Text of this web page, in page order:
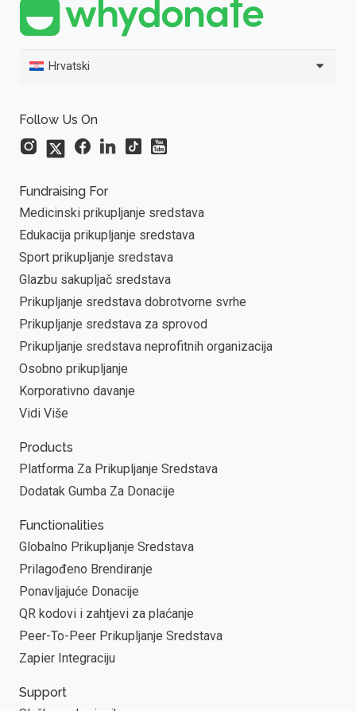
Hrvatski
Follow Us On
Fundraising For
Medicinski prikupljanje sredstava
Edukacija prikupljanje sredstava
Sport prikupljanje sredstava
Glazbu sakupljač sredstava
Prikupljanje sredstava dobrotvorne svrhe
Prikupljanje sredstava za sprovod
Prikupljanje sredstava neprofitnih organizacija
Osobno prikupljanje
Korporativno davanje
Vidi Više
Products
Platforma Za Prikupljanje Sredstava
Dodatak Gumba Za Donacije
Functionalities
Globalno Prikupljanje Sredstava
Prilagođeno Brendiranje
Ponavljajuće Donacije
QR kodovi i zahtjevi za plaćanje
Peer-To-Peer Prikupljanje Sredstava
Zapier Integraciju
Support